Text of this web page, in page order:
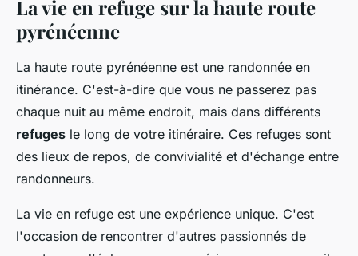
La vie en refuge sur la haute route
pyrénéenne
La haute route pyrénéenne est une randonnée en
itinérance. C'est-à-dire que vous ne passerez pas
chaque nuit au même endroit, mais dans différents
refuges le long de votre itinéraire. Ces refuges sont
des lieux de repos, de convivialité et d'échange entre
randonneurs.
La vie en refuge est une expérience unique. C'est
l'occasion de rencontrer d'autres passionnés de